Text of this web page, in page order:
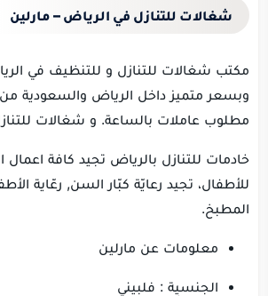
شغالات للتنازل في الرياض – مارلين
مكتب شغالات للتنازل و للتنظيف في
وبسعر متميز داخل الرياض والسعودية
مطلوب عاملات بالساعة. و شغالات
خادمات للتنازل بالرياض تجيد كافة اعمال
للأطفال، تجيد رعايّة كبّار السن, رعّاية
المطبخ.
معلومات عن مارلين
الجنسيٍة : فلبيني